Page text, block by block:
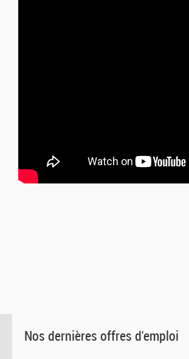
Nos dernières offres d'emploi